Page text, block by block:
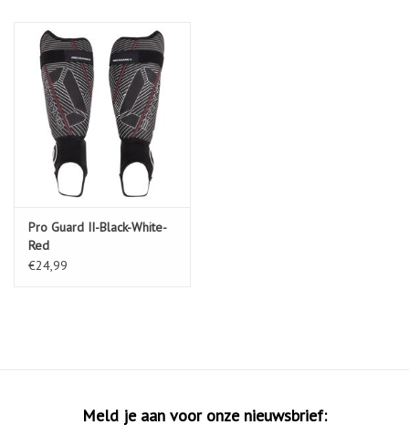
Pro Guard II-Black-White-
Red
€24,99
Meld je aan voor onze nieuwsbrief: